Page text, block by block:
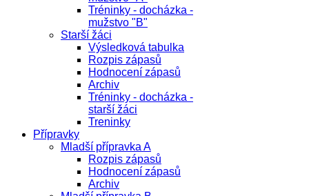
Tréninky - docházka -
mužstvo "B"
Starší žáci
Výsledková tabulka
Rozpis zápasů
Hodnocení zápasů
Archiv
Tréninky - docházka -
starší žáci
Treninky
Přípravky
Mladší přípravka A
Rozpis zápasů
Hodnocení zápasů
Archiv